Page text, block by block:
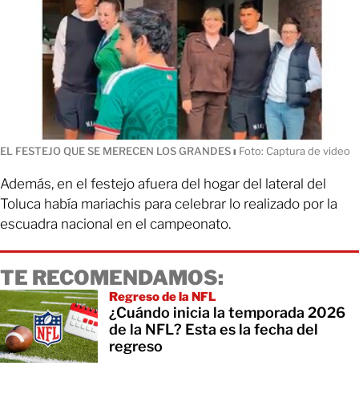
EL FESTEJO QUE SE MERECEN LOS GRANDESı Foto: Captura de video
Además, en el festejo afuera del hogar del lateral del
Toluca había mariachis para celebrar lo realizado por la
escuadra nacional en el campeonato.
TE RECOMENDAMOS:
Regreso de la NFL
¿Cuándo inicia la temporada 2026
de la NFL? Esta es la fecha del
regreso